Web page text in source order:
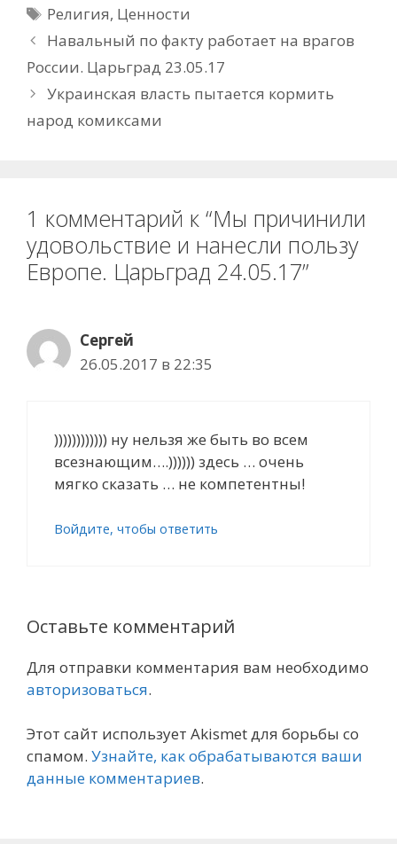
Метки
Религия, Ценности
Навальный по факту работает на врагов
России. Царьград 23.05.17
Украинская власть пытается кормить
народ комиксами
1 комментарий к “Мы причинили
удовольствие и нанесли пользу
Европе. Царьград 24.05.17”
Сергей
26.05.2017 в 22:35
)))))))))))) ну нельзя же быть во всем
всезнающим….)))))) здесь … очень
мягко сказать … не компетентны!
Войдите, чтобы ответить
Оставьте комментарий
Для отправки комментария вам необходимо
авторизоваться.
Этот сайт использует Akismet для борьбы со
спамом. Узнайте, как обрабатываются ваши
данные комментариев.